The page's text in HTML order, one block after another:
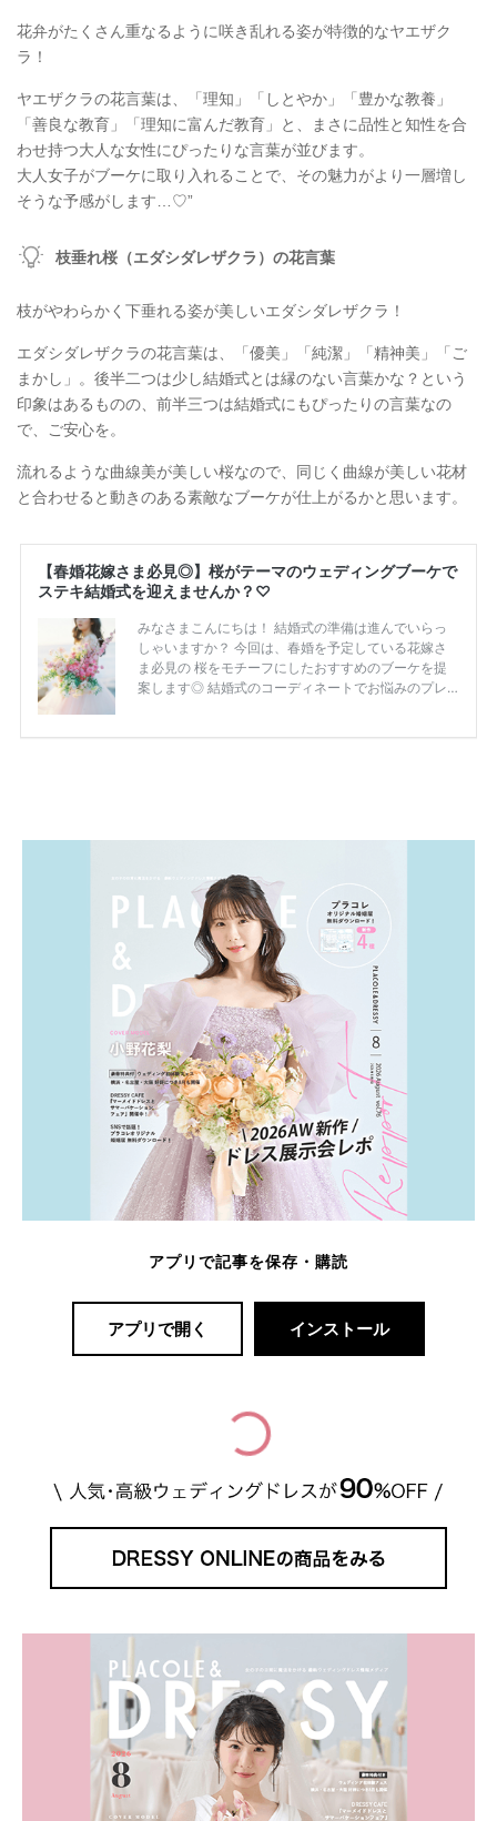
花弁がたくさん重なるように咲き乱れる姿が特徴的なヤエザク
ラ！
ヤエザクラの花言葉は、「理知」「しとやか」「豊かな教養」
「善良な教育」「理知に富んだ教育」と、まさに品性と知性を合
わせ持つ大人な女性にぴったりな言葉が並びます。
大人女子がブーケに取り入れることで、その魅力がより一層増し
そうな予感がします…♡”
枝垂れ桜（エダシダレザクラ）の花言葉
枝がやわらかく下垂れる姿が美しいエダシダレザクラ！
エダシダレザクラの花言葉は、「優美」「純潔」「精神美」「ご
まかし」。後半二つは少し結婚式とは縁のない言葉かな？という
印象はあるものの、前半三つは結婚式にもぴったりの言葉なの
で、ご安心を。
流れるような曲線美が美しい桜なので、同じく曲線が美しい花材
と合わせると動きのある素敵なブーケが仕上がるかと思います。
アプリで記事を保存・購読
アプリで開く インストール